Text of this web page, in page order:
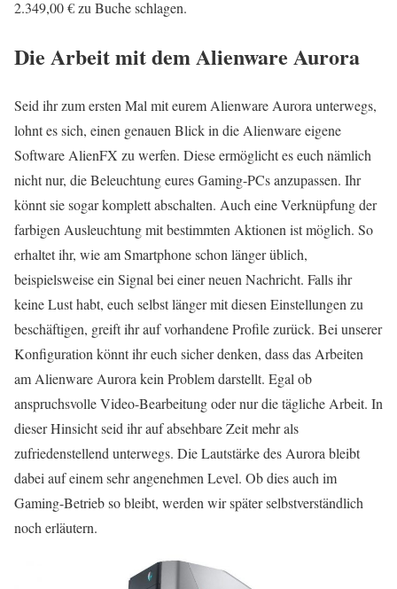
2.349,00 € zu Buche schlagen.
Die Arbeit mit dem Alienware Aurora
Seid ihr zum ersten Mal mit eurem Alienware Aurora unterwegs,
lohnt es sich, einen genauen Blick in die Alienware eigene
Software AlienFX zu werfen. Diese ermöglicht es euch nämlich
nicht nur, die Beleuchtung eures Gaming-PCs anzupassen. Ihr
könnt sie sogar komplett abschalten. Auch eine Verknüpfung der
farbigen Ausleuchtung mit bestimmten Aktionen ist möglich. So
erhaltet ihr, wie am Smartphone schon länger üblich,
beispielsweise ein Signal bei einer neuen Nachricht. Falls ihr
keine Lust habt, euch selbst länger mit diesen Einstellungen zu
beschäftigen, greift ihr auf vorhandene Profile zurück. Bei unserer
Konfiguration könnt ihr euch sicher denken, dass das Arbeiten
am Alienware Aurora kein Problem darstellt. Egal ob
anspruchsvolle Video-Bearbeitung oder nur die tägliche Arbeit. In
dieser Hinsicht seid ihr auf absehbare Zeit mehr als
zufriedenstellend unterwegs. Die Lautstärke des Aurora bleibt
dabei auf einem sehr angenehmen Level. Ob dies auch im
Gaming-Betrieb so bleibt, werden wir später selbstverständlich
noch erläutern.